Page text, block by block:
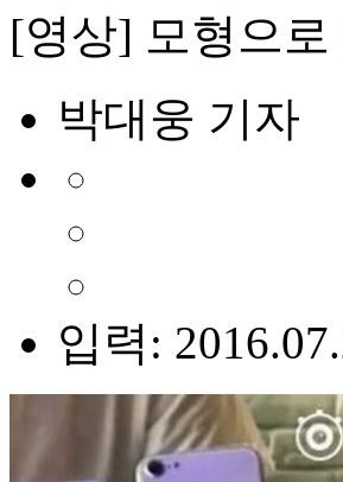
[영상] 모형으로
박대웅 기자
입력: